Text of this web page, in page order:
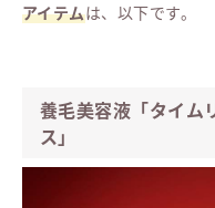
アイテムは、以下です。
養毛美容液「タイム
ス」